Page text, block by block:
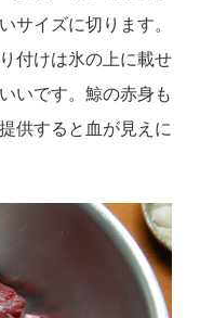
サイズに切ります。
付けは氷の上に載せ
いです。鯨の赤身も
供すると血が見えに